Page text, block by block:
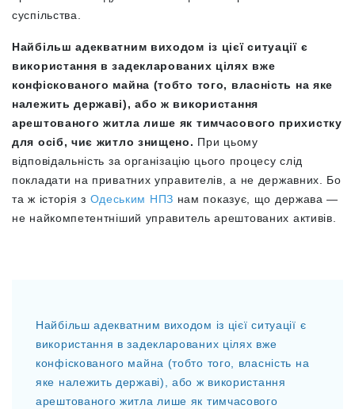
суспільства.
Найбільш адекватним виходом із цієї ситуації є
використання в задекларованих цілях вже
конфіскованого майна (тобто того, власність на яке
належить державі), або ж використання
арештованого житла лише як тимчасового прихистку
для осіб, чиє житло знищено. При цьому
відповідальність за організацію цього процесу слід
покладати на приватних управителів, а не державних. Бо
та ж історія з Одеським НПЗ нам показує, що держава —
не найкомпетентніший управитель арештованих активів.
Найбільш адекватним виходом із цієї ситуації є
використання в задекларованих цілях вже
конфіскованого майна (тобто того, власність на
яке належить державі), або ж використання
арештованого житла лише як тимчасового